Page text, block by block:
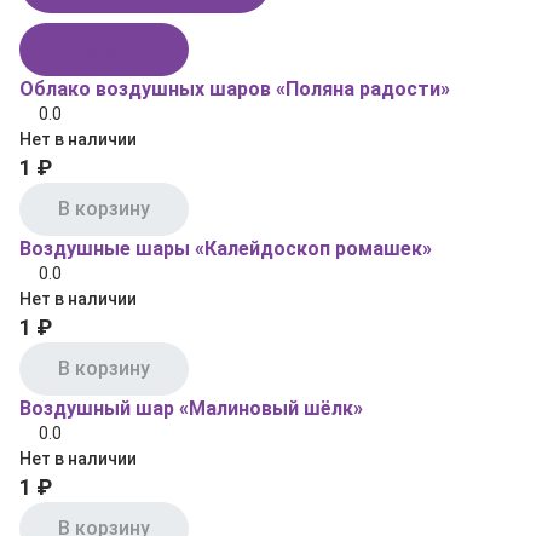
Облако воздушных шаров «Поляна радости»
0.0
Нет в наличии
1 ₽
В корзину
Воздушные шары «Калейдоскоп ромашек»
0.0
Нет в наличии
1 ₽
В корзину
Воздушный шар «Малиновый шёлк»
0.0
Нет в наличии
1 ₽
В корзину